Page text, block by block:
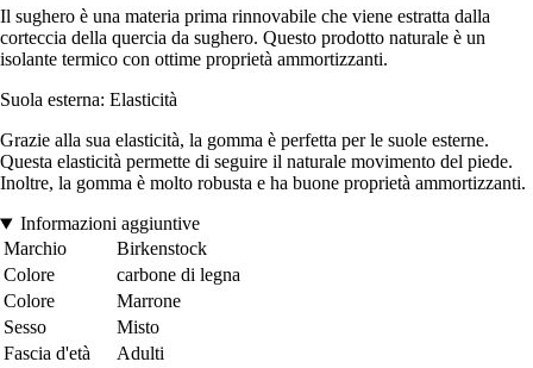
Il sughero è una materia prima rinnovabile che viene estratta dalla
corteccia della quercia da sughero. Questo prodotto naturale è un
isolante termico con ottime proprietà ammortizzanti.
Suola esterna: Elasticità
Grazie alla sua elasticità, la gomma è perfetta per le suole esterne.
Questa elasticità permette di seguire il naturale movimento del piede.
Inoltre, la gomma è molto robusta e ha buone proprietà ammortizzanti.
Informazioni aggiuntive
Marchio
Birkenstock
Colore
carbone di legna
Colore
Marrone
Sesso
Misto
Fascia d'età
Adulti